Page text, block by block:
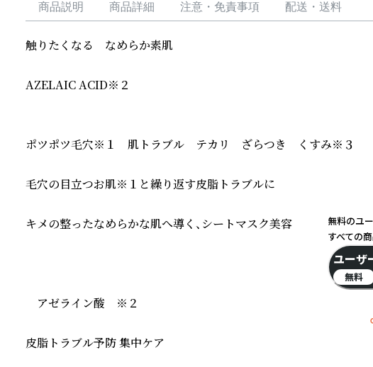
商品説明 商品詳細 注意・免責事項 配送・送料
触りたくなる　なめらか素肌
AZELAIC ACID※２
ポツポツ毛穴※１　肌トラブル　テカリ　ざらつき　くすみ※３
毛穴の目立つお肌※１と繰り返す皮脂トラブルに
キメの整ったなめらかな肌へ導く、シートマスク美容
アゼライン酸　※２
皮脂トラブル予防 集中ケア
無料のユ
すべての
ユーザ
無料